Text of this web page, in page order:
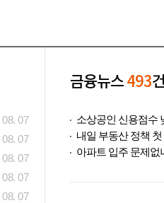
08. 07
08. 07
08. 07
08. 07
08. 07
금융뉴스493건
내일 부동산 정책